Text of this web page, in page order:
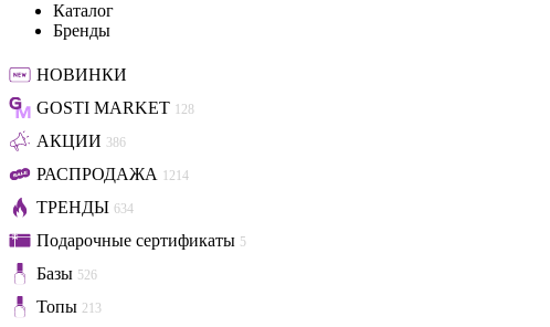
Каталог
Бренды
НОВИНКИ
GOSTI MARKET 128
АКЦИИ 386
РАСПРОДАЖА 1214
ТРЕНДЫ 634
Подарочные сертификаты 5
Базы 526
Топы 213